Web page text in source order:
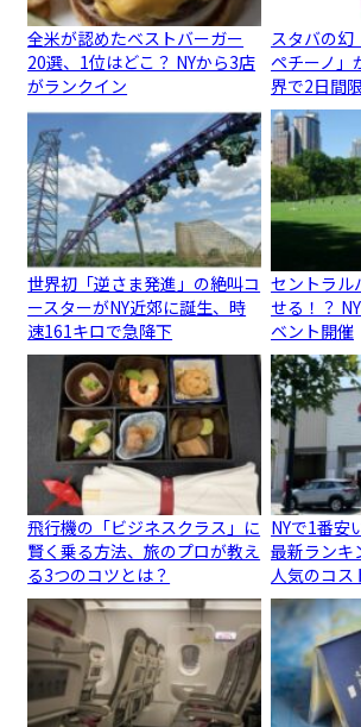
全米が認めたベストバーガー
20選、1位はどこ？ NYから3店
がランクイン
スタバの幻
ペチーノ」
界で2日間
世界初「逆さま発進」の絶叫コ
ースターがNY近郊に誕生、時
速161キロで急降下
セントラル
せる！？
ベント開催
飛行機の「ビジネスクラス」に
賢く乗る方法、旅のプロが教え
る3つのコツとは？
NYで1番安
最新ランキ
人気のコ